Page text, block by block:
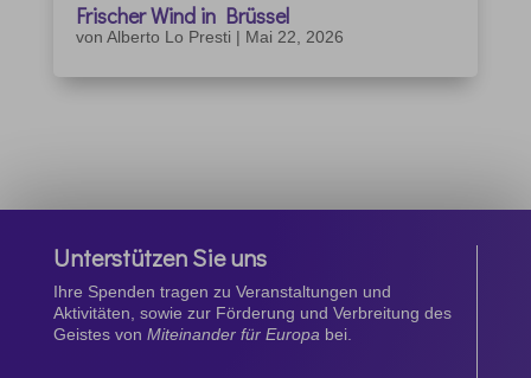
Frischer Wind in Brüssel
von Alberto Lo Presti | Mai 22, 2026
Unterstützen Sie uns
Ihre Spenden tragen zu Veranstaltungen und
Aktivitäten, sowie zur Förderung und Verbreitung des
Geistes von Miteinander für Europabei.